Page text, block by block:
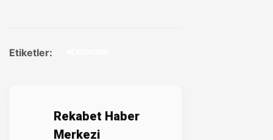
Etiketler:
Rekabet Haber
Merkezi